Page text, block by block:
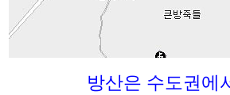
방산은 수도권에